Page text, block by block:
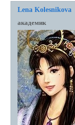
Lena Kolesnikova
академик